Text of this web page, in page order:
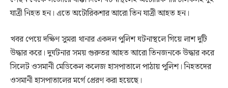
যাত্রী নিহত হন। এতে অটোরিকশার আরো তিন যাত্রী আহত হন।
খবর পেয়ে দক্ষিণ সুমরা থানার একদল পুলিশ ঘটনাস্থলে গিয়ে লাশ দুটি
উদ্ধার করে। দুর্ঘটনার সময় গুরুতর আহত আরো তিনজনকে উদ্ধার করে
সিলেট ওসমানী মেডিকেল কলেজ হাসপাতালে পাঠায় পুলিশ। নিহতদের
ওসমানী হাসপাতালের মর্গে প্রেরণ করা হয়েছে।